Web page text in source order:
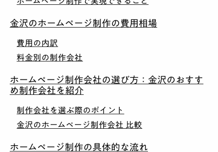
金沢のホームページ制作の費用相場
費用の内訳
料金別の制作会社
ホームページ制作会社の選び方：金沢のおすす
め制作会社を紹介
制作会社を選ぶ際のポイント
金沢のホームページ制作会社 比較
ホームページ制作の具体的な流れ